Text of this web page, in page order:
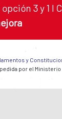
3 y 1 I
y
por el Ministerio